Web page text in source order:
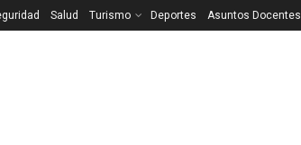
Salud Turismo Deportes Asuntos Docentes